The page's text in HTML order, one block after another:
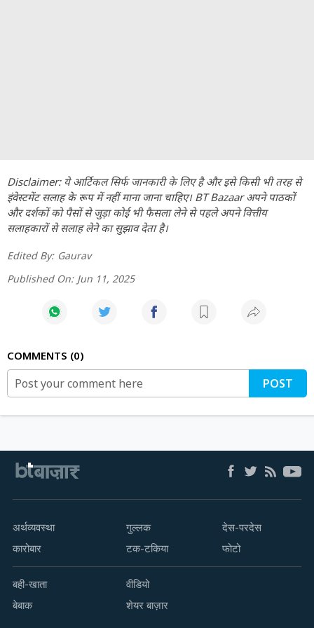
Disclaimer: ये आर्टिकल सिर्फ जानकारी के लिए है और इसे किसी भी तरह से
इंवेस्टमेंट सलाह के रूप में नहीं माना जाना चाहिए। BT Bazaar अपने पाठकों
और दर्शकों को पैसों से जुड़ा कोई भी फैसला लेने से पहले अपने वित्तीय
सलाहकारों से सलाह लेने का सुझाव देता है।
Edited By: Gaurav
Published On: Jun 11, 2025
COMMENTS 0
POST
अर्थव्यवस्था
कारोबार
गुल्लक
टक-टकिया
देस-परदेस
फोटो
बही-खाता
बेबाक
वीडियो
शेयर बाज़ार